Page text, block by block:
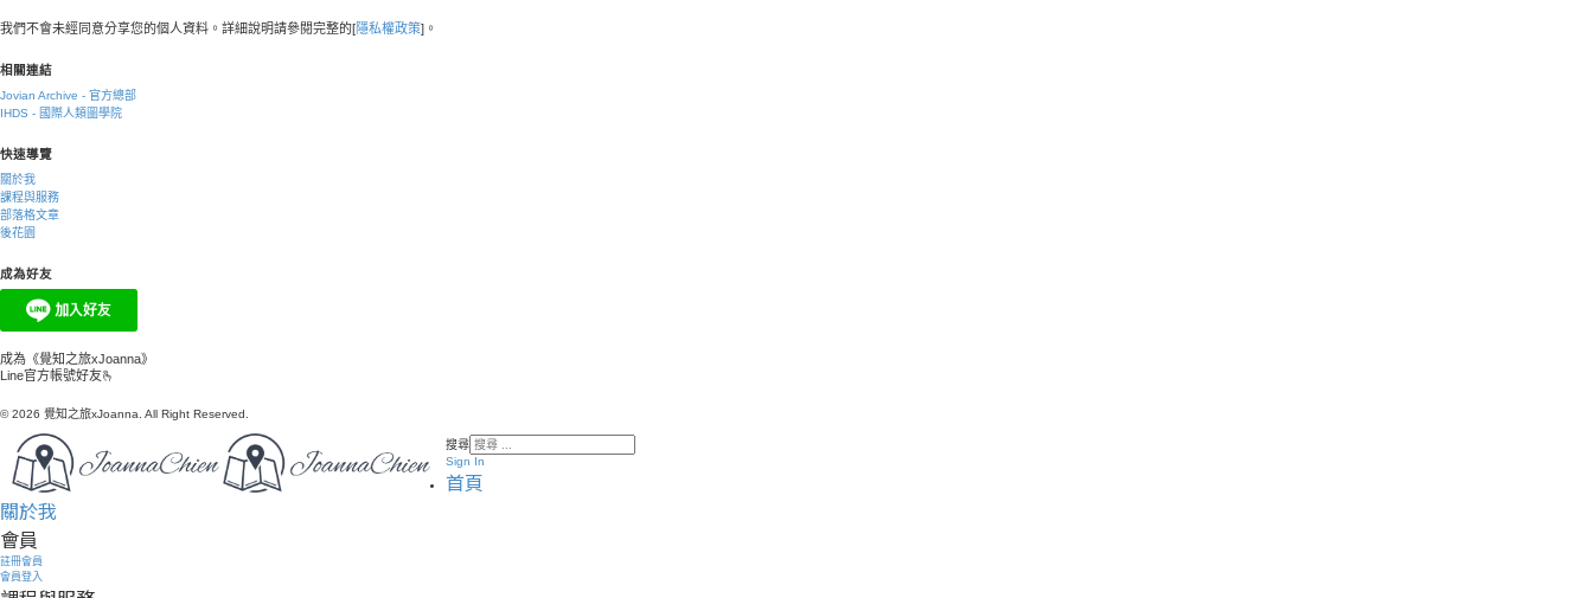
我們不會未經同意分享您的個人資料。詳細說明請參閱完整的[隱私權政策]。
相關連結
Jovian Archive - 官方總部
IHDS - 國際人類圖學院
快速導覽
關於我
課程與服務
部落格文章
後花園
成為好友
成為《覺知之旅xJoanna》
Line官方帳號好友🫰
© 2026 覺知之旅xJoanna. All Right Reserved.
搜尋
Sign In
首頁
關於我
會員
註冊會員
會員登入